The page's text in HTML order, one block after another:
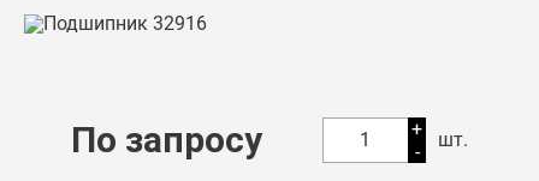
Подшипники в Самаре
Смазка
Контакты
По запросу 1
+
-
шт.